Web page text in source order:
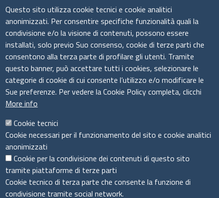
Seguici su
Il sistema camerale
Questo sito utilizza cookie tecnici e cookie analitici
anonimizzati. Per consentire specifiche funzionalità quali la
condivisione e/o la visione di contenuti, possono essere
installati, solo previo Suo consenso, cookie di terze parti che
consentono alla terza parte di profilare gli utenti. Tramite
questo banner, può accettare tutti i cookies, selezionare le
categorie di cookie di cui consente l’utilizzo e/o modificare le
Sue preferenze. Per vedere la Cookie Policy completa, clicchi
More info
Cookie tecnici
Cookie necessari per il funzionamento del sito e cookie analitici
anonimizzati
Cookie per la condivisione dei contenuti di questo sito
tramite piattaforme di terze parti
Cookie tecnico di terza parte che consente la funzione di
condivisione tramite social network.